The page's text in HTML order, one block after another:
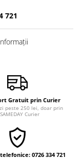
721
Gratuit prin Curier
peste 250 lei, doar prin
SAMEDAY Curier
0726 334 721